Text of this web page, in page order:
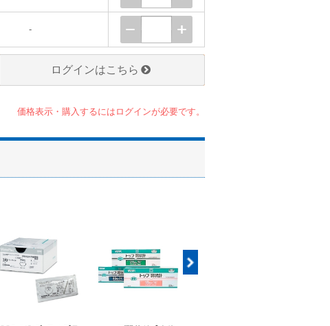
-
ログインはこちら
価格表示・購入するにはログインが必要です。